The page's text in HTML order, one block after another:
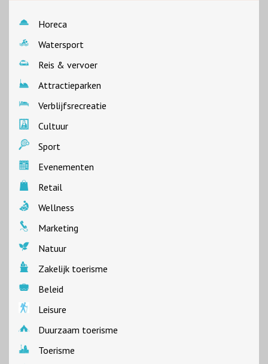
Horeca
Watersport
Reis & vervoer
Attractieparken
Verblijfsrecreatie
Cultuur
Sport
Evenementen
Retail
Wellness
Marketing
Natuur
Zakelijk toerisme
Beleid
Leisure
Duurzaam toerisme
Toerisme